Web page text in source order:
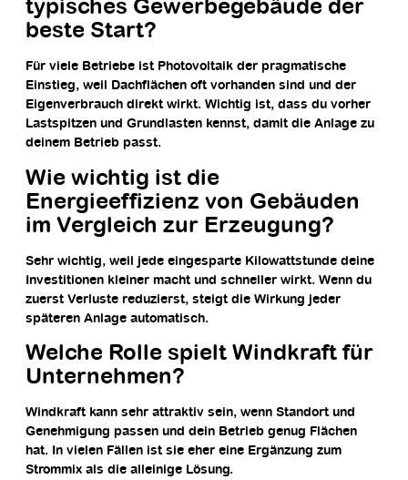
typisches Gewerbegebäude der
beste Start?
Für viele Betriebe ist Photovoltaik der pragmatische
Einstieg, weil Dachflächen oft vorhanden sind und der
Eigenverbrauch direkt wirkt. Wichtig ist, dass du vorher
Lastspitzen und Grundlasten kennst, damit die Anlage zu
deinem Betrieb passt.
Wie wichtig ist die
Energieeffizienz von Gebäuden
im Vergleich zur Erzeugung?
Sehr wichtig, weil jede eingesparte Kilowattstunde deine
Investitionen kleiner macht und schneller wirkt. Wenn du
zuerst Verluste reduzierst, steigt die Wirkung jeder
späteren Anlage automatisch.
Welche Rolle spielt Windkraft für
Unternehmen?
Windkraft kann sehr attraktiv sein, wenn Standort und
Genehmigung passen und dein Betrieb genug Flächen
hat. In vielen Fällen ist sie eher eine Ergänzung zum
Strommix als die alleinige Lösung.